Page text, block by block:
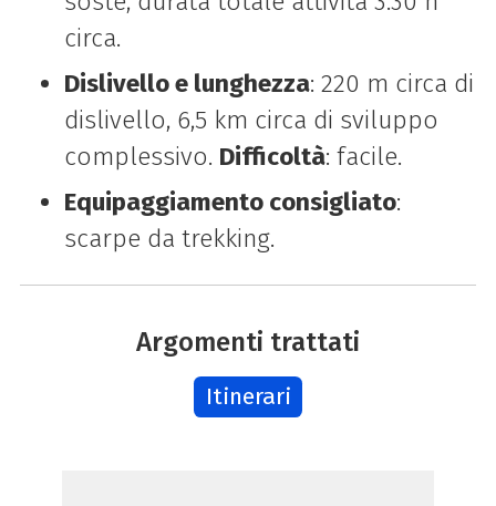
circa.
Dislivello e lunghezza: 220 m circa di
dislivello, 6,5 km circa di sviluppo
complessivo. Difficoltà: facile.
Equipaggiamento consigliato:
scarpe da trekking.
Argomenti trattati
Itinerari